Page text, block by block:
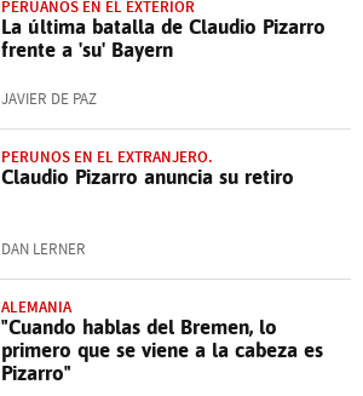
PERUANOS EN EL EXTERIOR
La última batalla de Claudio Pizarro
frente a 'su' Bayern
JAVIER DE PAZ
PERUNOS EN EL EXTRANJERO.
Claudio Pizarro anuncia su retiro
DAN LERNER
ALEMANIA
"Cuando hablas del Bremen, lo
primero que se viene a la cabeza es
Pizarro"